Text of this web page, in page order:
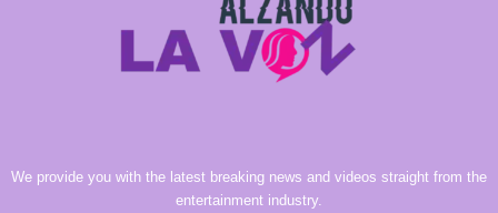
We provide you with the latest breaking news and videos straight from the
entertainment industry.